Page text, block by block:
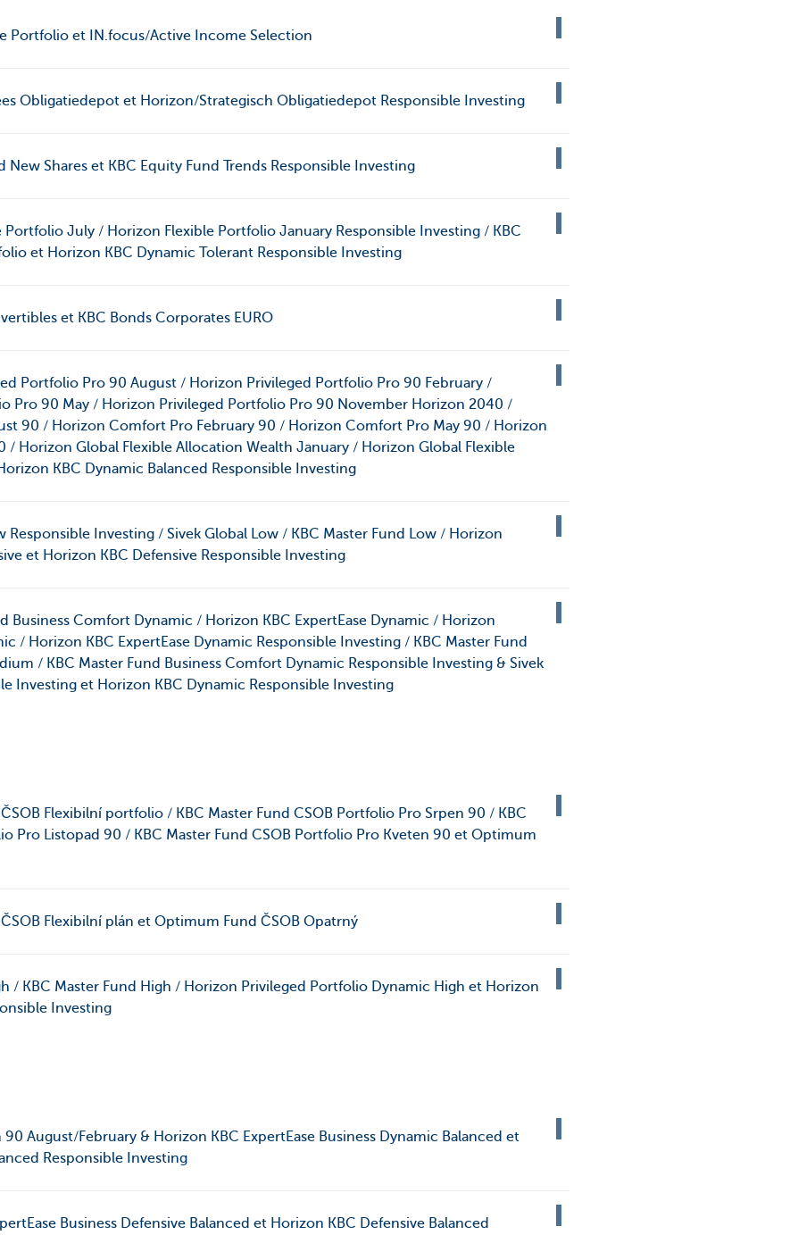
Portfolio et IN.focus/Active Income Selection
Obligatiedepot et Horizon/Strategisch Obligatiedepot Responsible Investing
New Shares et KBC Equity Fund Trends Responsible Investing
Portfolio July / Horizon Flexible Portfolio January Responsible Investing / KBC
et Horizon KBC Dynamic Tolerant Responsible Investing
et KBC Bonds Corporates EURO
Portfolio Pro 90 August / Horizon Privileged Portfolio Pro 90 February /
Pro 90 May / Horizon Privileged Portfolio Pro 90 November Horizon 2040 /
90 / Horizon Comfort Pro February 90 / Horizon Comfort Pro May 90 / Horizon
Horizon Global Flexible Allocation Wealth January / Horizon Global Flexible
KBC Dynamic Balanced Responsible Investing
Responsible Investing / Sivek Global Low / KBC Master Fund Low / Horizon
et Horizon KBC Defensive Responsible Investing
Business Comfort Dynamic / Horizon KBC ExpertEase Dynamic / Horizon
/ Horizon KBC ExpertEase Dynamic Responsible Investing / KBC Master Fund
/ KBC Master Fund Business Comfort Dynamic Responsible Investing & Sivek
Investing et Horizon KBC Dynamic Responsible Investing
Flexibilní portfolio / KBC Master Fund CSOB Portfolio Pro Srpen 90 / KBC
Pro Listopad 90 / KBC Master Fund CSOB Portfolio Pro Kveten 90 et Optimum
Flexibilní plán et Optimum Fund ČSOB Opatrný
/ KBC Master Fund High / Horizon Privileged Portfolio Dynamic High et Horizon
Investing
August/February & Horizon KBC ExpertEase Business Dynamic Balanced et
Responsible Investing
Business Defensive Balanced et Horizon KBC Defensive Balanced